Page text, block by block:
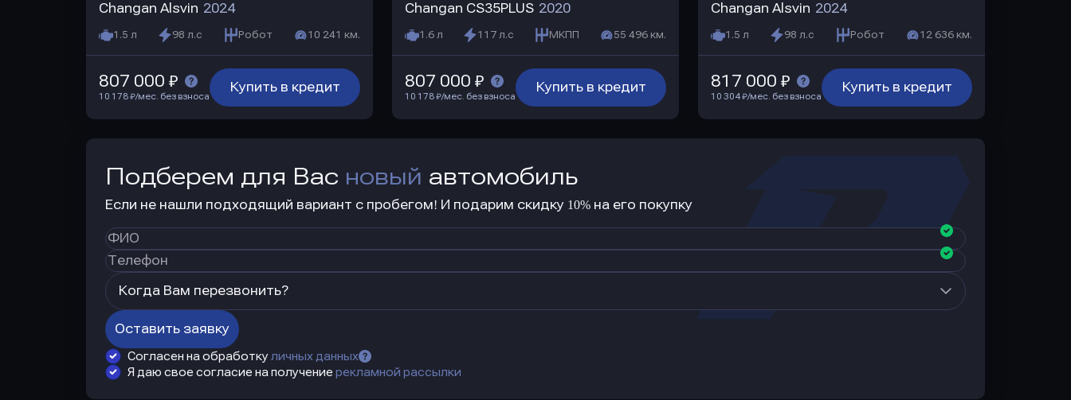
Changan Alsvin 2024
1.5 л 98 л.с Робот 10 241 км.
Купить в кредит
807 000 ₽
10 178 ₽/мес. без взноса
Changan CS35PLUS 2020
1.6 л 117 л.с МКПП 55 496 км.
Купить в кредит
807 000 ₽
10 178 ₽/мес. без взноса
Changan Alsvin 2024
1.5 л 98 л.с Робот 12 636 км.
Купить в кредит
817 000 ₽
10 304 ₽/мес. без взноса
Подберем для Вас новый автомобиль
Если не нашли подходящий вариант с пробегом! И подарим скидку 10% на его покупку
Когда Вам перезвонить?
Оставить заявку
Согласен на обработку личных данных
Я даю свое согласие на получение рекламной рассылки